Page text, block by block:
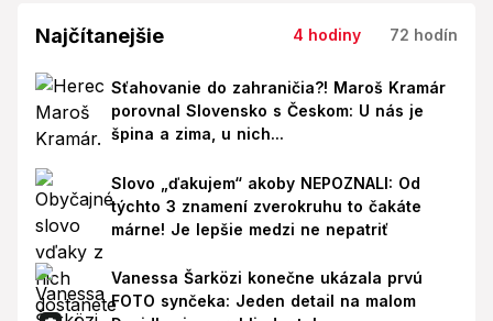
Najčítanejšie 4 hodiny 72 hodín
Sťahovanie do zahraničia?! Maroš Kramár
porovnal Slovensko s Českom: U nás je
špina a zima, u nich...
Slovo „ďakujem“ akoby NEPOZNALI: Od
týchto 3 znamení zverokruhu to čakáte
márne! Je lepšie medzi ne nepatriť
Vanessa Šarközi konečne ukázala prvú
FOTO synčeka: Jeden detail na malom